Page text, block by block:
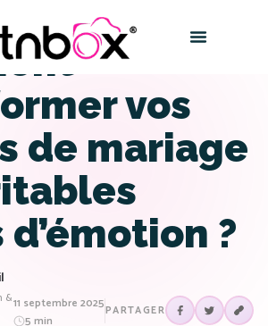
vos
de mariage
?
&11 septembre 2025
5 min
PARTAGER